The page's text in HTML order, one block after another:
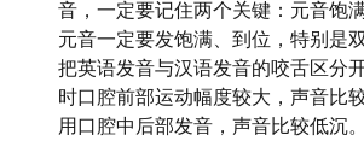
音，一定要记住两个关键：元音饱
元音一定要发饱满、到位，特别是
把英语发音与汉语发音的咬舌区分
时口腔前部运动幅度较大，声音比
用口腔中后部发音，声音比较低沉。